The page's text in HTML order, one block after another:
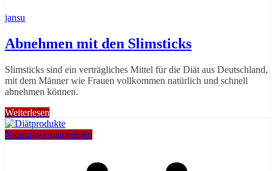
jansu
Abnehmen mit den Slimsticks
Slimsticks sind ein verträgliches Mittel für die Diät aus Deutschland,
mit dem Männer wie Frauen vollkommen natürlich und schnell
abnehmen können.
Weiterlesen
Nahrungsergänzungen